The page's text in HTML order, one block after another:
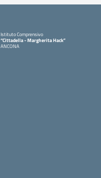
Istituto Comprensivo
“Cittadella - Margherita Hack”
ANCONA